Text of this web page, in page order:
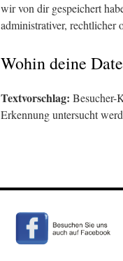
wir von dir gespeichert
administrativer, rechtlicher
Wohin deine
Textvorschlag: Besucher-
Erkennung untersucht